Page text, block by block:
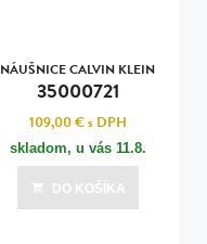
NÁUŠNICE CALVIN KLEIN
35000721
109,00 €s DPH
skladom, u vás 11.8.
DO KOŠÍKA